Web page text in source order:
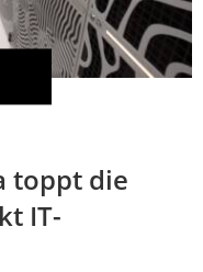
toppt die
IT-